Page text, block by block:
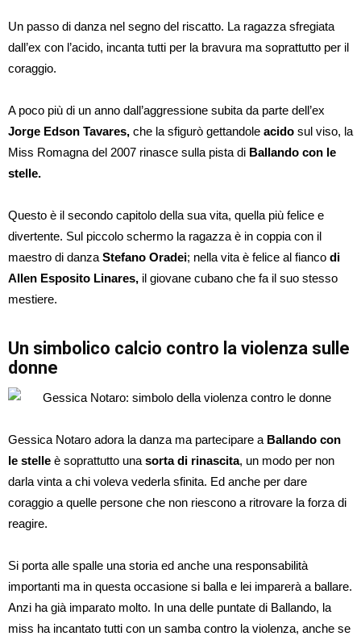
Un passo di danza nel segno del riscatto. La ragazza sfregiata
dall’ex con l’acido, incanta tutti per la bravura ma soprattutto per il
coraggio.
A poco più di un anno dall’aggressione subita da parte dell’ex
Jorge Edson Tavares, che la sfigurò gettandole acido sul viso, la
Miss Romagna del 2007 rinasce sulla pista di Ballando con le
stelle.
Questo è il secondo capitolo della sua vita, quella più felice e
divertente. Sul piccolo schermo la ragazza è in coppia con il
maestro di danza Stefano Oradei; nella vita è felice al fianco di
Allen Esposito Linares, il giovane cubano che fa il suo stesso
mestiere.
Un simbolico calcio contro la violenza sulle
donne
Gessica Notaro adora la danza ma partecipare a Ballando con
le stelle è soprattutto una sorta di rinascita, un modo per non
darla vinta a chi voleva vederla sfinita. Ed anche per dare
coraggio a quelle persone che non riescono a ritrovare la forza di
reagire.
Si porta alle spalle una storia ed anche una responsabilità
importanti ma in questa occasione si balla e lei imparerà a ballare.
Anzi ha già imparato molto. In una delle puntate di Ballando, la
miss ha incantato tutti con un samba contro la violenza, anche se